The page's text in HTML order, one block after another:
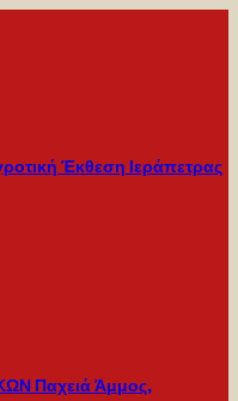
Έκθεση Ιεράπετρας
Παχειά Άμμος,